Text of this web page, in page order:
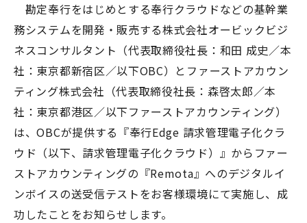
勘定奉行をはじめとする奉行クラウドなどの基幹業
務システムを開発・販売する株式会社オービックビジ
ネスコンサルタント（代表取締役社長：和田 成史／本
社：東京都新宿区／以下OBC）とファーストアカウン
ティング株式会社（代表取締役社長：森啓太郎／本
社：東京都港区／以下ファーストアカウンティング）
は、OBCが提供する『奉行Edge 請求管理電子化クラ
ウド（以下、請求管理電子化クラウド）』からファー
ストアカウンティングの『Remota』へのデジタルイ
ンボイスの送受信テストをお客様環境にて実施し、成
功したことをお知らせします。